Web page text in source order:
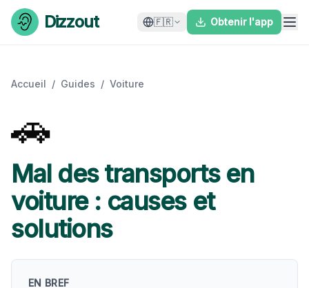
Skip to content
Dizzout 🇫🇷 Obtenir l'app
Accueil / Guides / Voiture
🚗
Mal des transports en
voiture : causes et
solutions
EN BREF